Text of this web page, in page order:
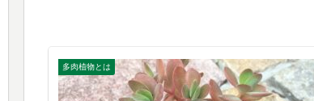
多肉植物とは